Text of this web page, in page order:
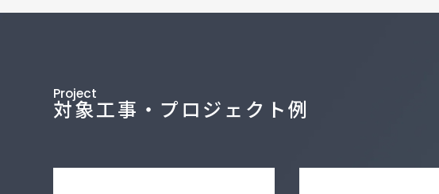
Project
対象工事・プロジェクト例